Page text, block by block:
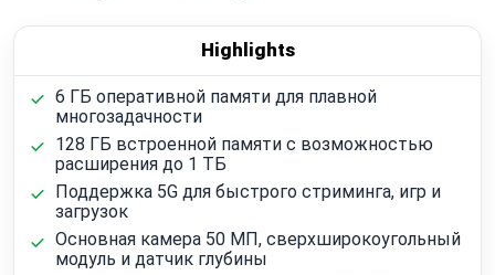
Highlights
6 ГБ оперативной памяти для плавной
многозадачности
128 ГБ встроенной памяти с возможностью
расширения до 1 ТБ
Поддержка 5G для быстрого стриминга, игр и
загрузок
Основная камера 50 МП, сверхширокоугольный
модуль и датчик глубины